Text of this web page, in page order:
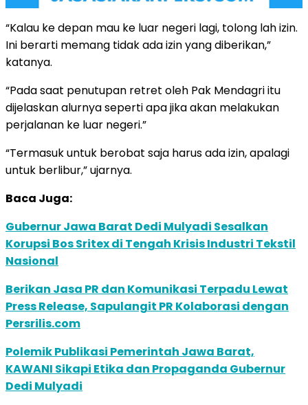
“Kalau ke depan mau ke luar negeri lagi, tolong lah izin.
Ini berarti memang tidak ada izin yang diberikan,”
katanya.
“Pada saat penutupan retret oleh Pak Mendagri itu
dijelaskan alurnya seperti apa jika akan melakukan
perjalanan ke luar negeri.”
“Termasuk untuk berobat saja harus ada izin, apalagi
untuk berlibur,” ujarnya.
Baca Juga:
Gubernur Jawa Barat Dedi Mulyadi Sesalkan
Korupsi Bos Sritex di Tengah Krisis Industri Tekstil
Nasional
Berikan Jasa PR dan Komunikasi Terpadu Lewat
Press Release, Sapulangit PR Kolaborasi dengan
Persrilis.com
Polemik Publikasi Pemerintah Jawa Barat,
KAWANI Sikapi Etika dan Propaganda Gubernur
Dedi Mulyadi